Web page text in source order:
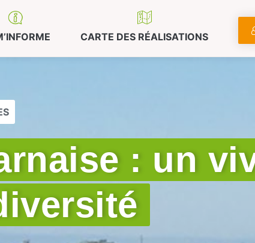
CARTE DES RÉALISATIONS
: un